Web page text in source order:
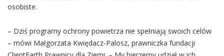
osobiste.
– Dziś programy ochrony powietrza nie spełniają swoich celów
– mówi Małgorzata Kwiędacz-Palosz, prawniczka fundacji